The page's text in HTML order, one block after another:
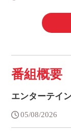
番組概要
エンターテイ
05/08/2026